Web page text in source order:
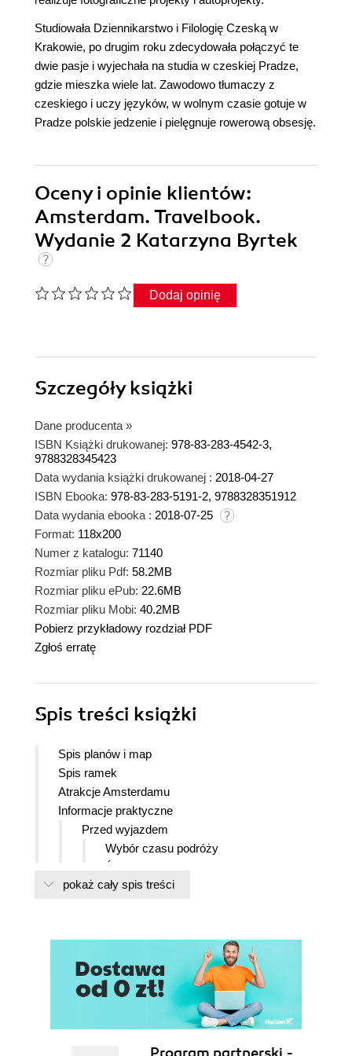
Studiowała Dziennikarstwo i Filologię Czeską w
Krakowie, po drugim roku zdecydowała połączyć te
dwie pasje i wyjechała na studia w czeskiej Pradze,
gdzie mieszka wiele lat. Zawodowo tłumaczy z
czeskiego i uczy języków, w wolnym czasie gotuje w
Pradze polskie jedzenie i pielęgnuje rowerową obsesję.
Oceny i opinie klientów:
Amsterdam. Travelbook.
Wydanie 2 Katarzyna Byrtek
Dodaj opinię
Szczegółyksiążki
Dane producenta »
ISBN Książki drukowanej: 978-83-283-4542-3,
9788328345423
Data wydania książki drukowanej : 2018-04-27
ISBN Ebooka: 978-83-283-5191-2, 9788328351912
Data wydania ebooka : 2018-07-25
Format: 118x200
Numer z katalogu: 71140
Rozmiar pliku Pdf: 58.2MB
Rozmiar pliku ePub: 22.6MB
Rozmiar pliku Mobi: 40.2MB
Pobierz przykładowy rozdział PDF
Zgłoś erratę
Spis treści książki
Spis planów i map
Spis ramek
Atrakcje Amsterdamu
Informacje praktyczne
Przed wyjazdem
Wybór czasu podróży
Formalności
WIOSNA
LATO
JESIEŃ
ZIMA
pokaż cały spis treści